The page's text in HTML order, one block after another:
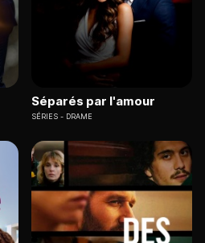
Séparés par l'amour
SÉRIES DRAME